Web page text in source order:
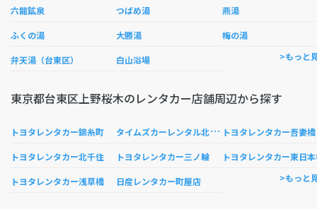
六龍鉱泉 つばめ湯 燕湯
ふくの湯 大勝湯 梅の湯
弁天湯（台東区） 白山浴場 >もっと
東京都台東区上野桜木のレンタカー店舗周辺から探す
トヨタレンタカー錦糸町 タ
イムズカーレンタル北千住駅前 トヨタレンタカー吾妻橋
トヨタレンタカー北千住 トヨタレンタカー三ノ輪 トヨタレンタカー東日
トヨタレンタカー浅草橋 日産レンタカー町屋店 >もっと